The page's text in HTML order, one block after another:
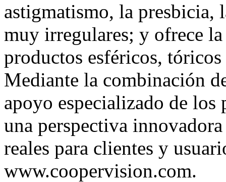
astigmatismo, la
muy irregulares; y ofrece
productos esféricos,
Mediante la combinación
apoyo especializado de los
una perspectiva
reales para clientes y
www.coopervision.com.